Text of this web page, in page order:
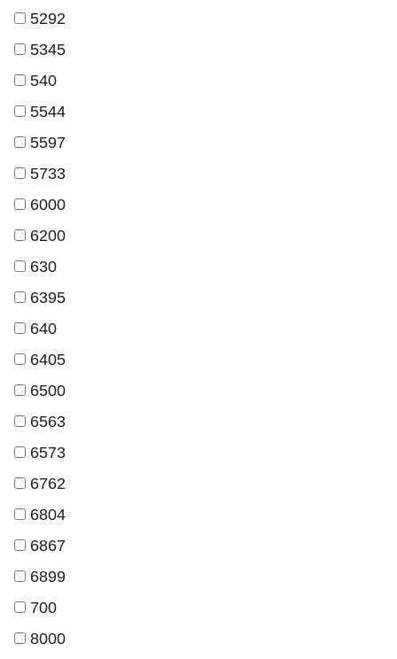
5292
5345
540
5544
5597
5733
6000
6200
630
6395
640
6405
6500
6563
6573
6762
6804
6867
6899
700
8000